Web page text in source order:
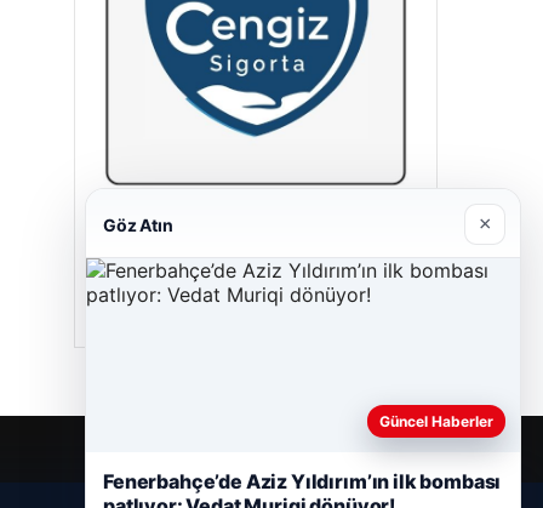
Cengiz Sigorta
23/06/2026
Göz Atın ×
Güncel Haberler
Fenerbahçe’de Aziz Yıldırım’ın ilk bombası